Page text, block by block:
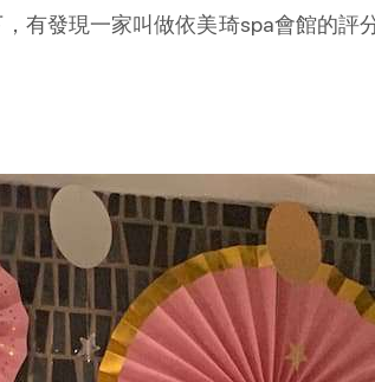
有發現一家叫做依美琦spa會館的